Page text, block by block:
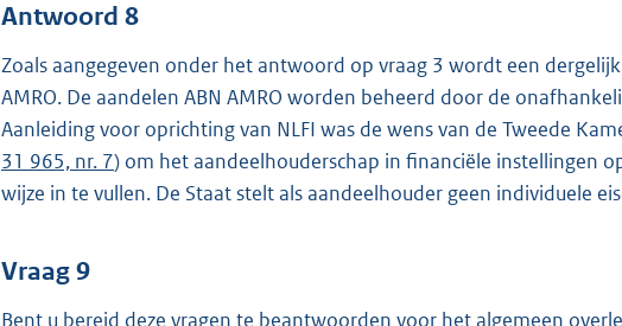
Antwoord 8
Zoals aangegeven onder het antwoord op vraag 3 wordt een
AMRO. De aandelen ABN AMRO worden beheerd door de
Aanleiding voor oprichting van NLFI was de wens van de Tweede
31 965, nr. 7) om het aandeelhouderschap in financiële instellingen
wijze in te vullen. De Staat stelt als aandeelhouder geen individuele
Vraag 9
Bent u bereid deze vragen te beantwoorden voor het algemeen